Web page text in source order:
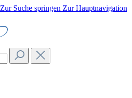
Zur Suche springen Zur Hauptnavigation